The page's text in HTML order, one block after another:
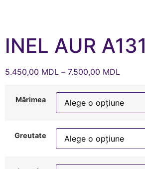
INEL AUR A131
5.450,00 MDL – 7.500,00 MDL
Mărimea
Greutate